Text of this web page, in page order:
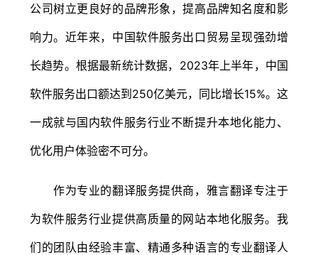
公司树立更良好的品牌形象，提高品牌知名度和影
响力。近年来，中国软件服务出口贸易呈现强劲增
长趋势。根据最新统计数据，2023年上半年，中国
软件服务出口额达到250亿美元，同比增长15%。这
一成就与国内软件服务行业不断提升本地化能力、
优化用户体验密不可分。
作为专业的翻译服务提供商，雅言翻译专注于
为软件服务行业提供高质量的网站本地化服务。我
们的团队由经验丰富、精通多种语言的专业翻译人